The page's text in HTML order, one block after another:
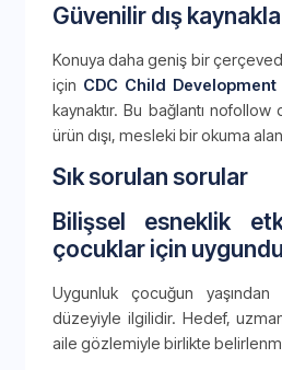
Güvenilir dış
Konuya daha geniş bir
için CDC Child Development
kaynaktır. Bu bağlantı
ürün dışı, mesleki bir okuma
Sık sorulan sorular
Bilişsel esneklik
çocuklar için
Uygunluk çocuğun
düzeyiyle ilgilidir. Hedef,
aile gözlemiyle birlikte